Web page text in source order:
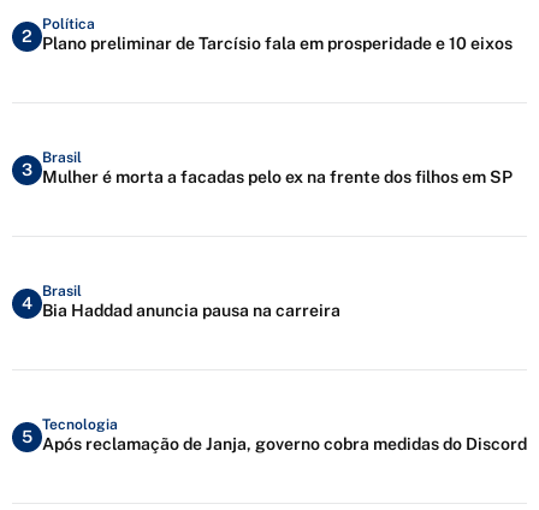
2
Política
Plano preliminar de Tarcísio fala em prosperidade e 10 eixos
3
Brasil
Mulher é morta a facadas pelo ex na frente dos filhos em SP
4
Brasil
Bia Haddad anuncia pausa na carreira
5
Tecnologia
Após reclamação de Janja, governo cobra medidas do Discord